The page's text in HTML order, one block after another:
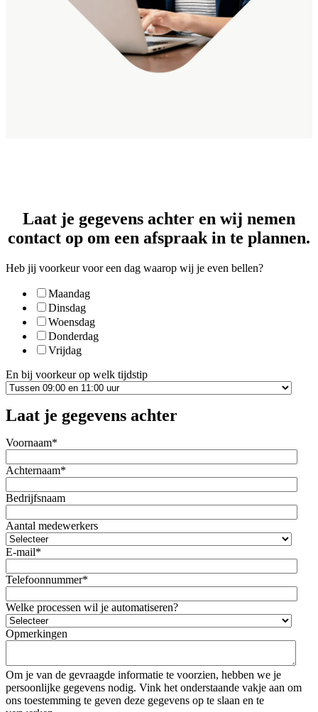
Laat je gegevens achter en wij nemen
contact op om een afspraak in te plannen.
Heb jij voorkeur voor een dag waarop wij je even bellen?
Maandag
Dinsdag
Woensdag
Donderdag
Vrijdag
En bij voorkeur op welk tijdstip
Laat je gegevens achter
Voornaam*
Achternaam*
Bedrijfsnaam
Aantal medewerkers
E-mail*
Telefoonnummer*
Welke processen wil je automatiseren?
Opmerkingen
Om je van de gevraagde informatie te voorzien, hebben we je
persoonlijke gegevens nodig. Vink het onderstaande vakje aan om
ons toestemming te geven deze gegevens op te slaan en te